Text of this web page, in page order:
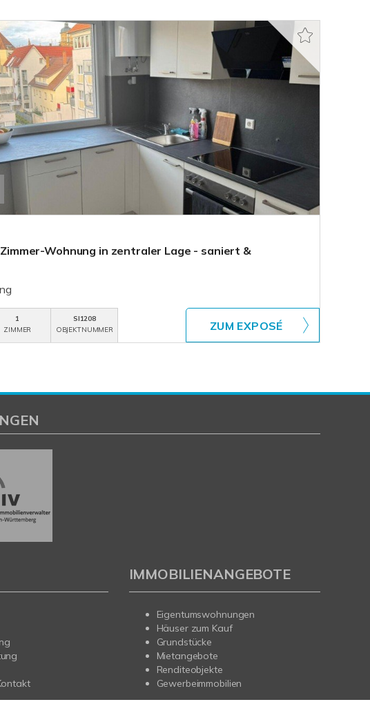
Wohnung in zentraler Lage - saniert &
1
ZIMMER
SI1208
OBJEKTNUMMER
ZUM EXPOSÉ
IMMOBILIENANGEBOTE
Eigentumswohnungen
Häuser zum Kauf
Grundstücke
Mietangebote
Renditeobjekte
Gewerbeimmobilien